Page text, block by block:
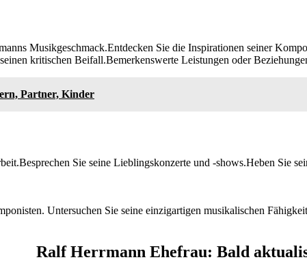
Musikgeschmack.Entdecken Sie die Inspirationen seiner
kritischen Beifall.Bemerkenswerte Leistungen oder
Partner, Kinder
Sie seine Lieblingskonzerte und -shows.Heben Sie
Untersuchen Sie seine einzigartigen musikalischen
Ralf Herrmann Ehefrau: Bald